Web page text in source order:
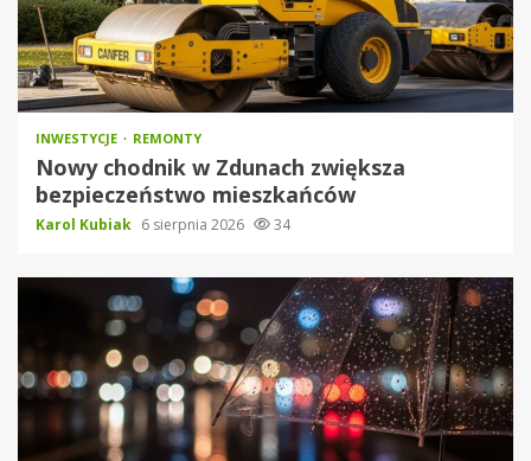
INWESTYCJE REMONTY
Nowy chodnik w Zdunach zwiększa
bezpieczeństwo mieszkańców
Karol Kubiak 6 sierpnia 2026 34